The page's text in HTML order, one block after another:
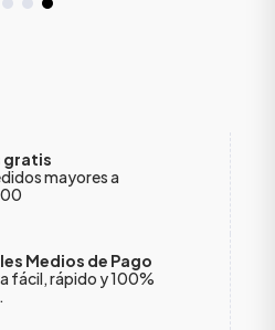
gratis
mayores a
Medios de Pago
fácil, rápido y 100%